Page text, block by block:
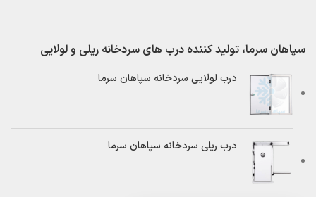
سپاهان سرما، تولید کننده درب های سردخانه ریلی و لولایی
درب لولایی سردخانه سپاهان سرما
درب ریلی سردخانه سپاهان سرما